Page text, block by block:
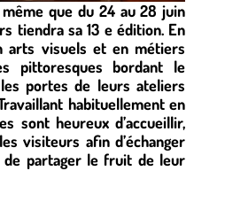
que du 24 au 28 juin
tiendra sa 13 e édition. En
arts visuels et en métiers
pittoresques bordant le
portes de leurs ateliers
habituellement en
sont heureux d’accueillir,
visiteurs afin d’échanger
partager le fruit de leur